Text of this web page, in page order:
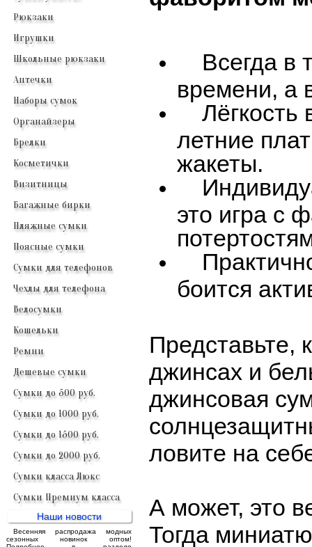
Рюкзаки
Игрушки
Школьные рюкзаки
Аптечки
Наборы сумок
Органайзеры
Брелки
Косметички
Визитницы
Багажные бирки
Пляжные сумки
Поясные сумки
Сумки для телефонов
Чехлы для телефона
Велосумки
Кошельки
Ремни
Дешевые сумки
Сумки до 500 руб.
Сумки до 1000 руб.
Сумки до 1500 руб.
Сумки до 2000 руб.
Сумки класса Люкс
Сумки Премиум класса
Наши новости
Весенняя распродажа модных
сезонных новинок оптом!
Всегда в
времени, а
Лёгкость
летние
жакеты.
это игра с
боится
Представьте,
джинсах и
джинсовая
ловите на
А может, это
Тогда